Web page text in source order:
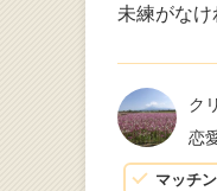
未練がなけ
ク
恋
マッチ